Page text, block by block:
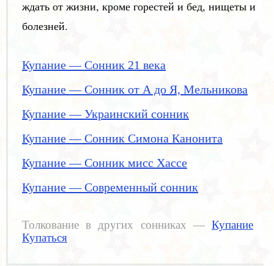
ждать от жизни, кроме горестей и бед, нищеты и
болезней.
Купание — Сонник 21 века
Купание — Сонник от А до Я, Мельникова
Купание — Украинский сонник
Купание — Сонник Симона Канонита
Купание — Сонник мисс Хассе
Купание — Современный сонник
Толкование в других сонниках — Купание
Купаться